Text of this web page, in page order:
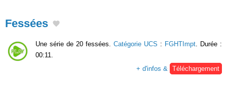
Fessées
Une série de 20 fessées. Catégorie UCS : FGHTImpt. Durée :
00:11.
+ d'infos & Téléchargement